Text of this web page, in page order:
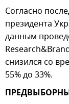
Согласно
президента
данным
снизился со
55% до 33%.